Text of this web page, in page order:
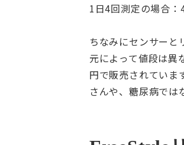
1日4回測定の場合
ちなみにセンサー
元によって値段は
円で販売されていま
さんや、糖尿病では